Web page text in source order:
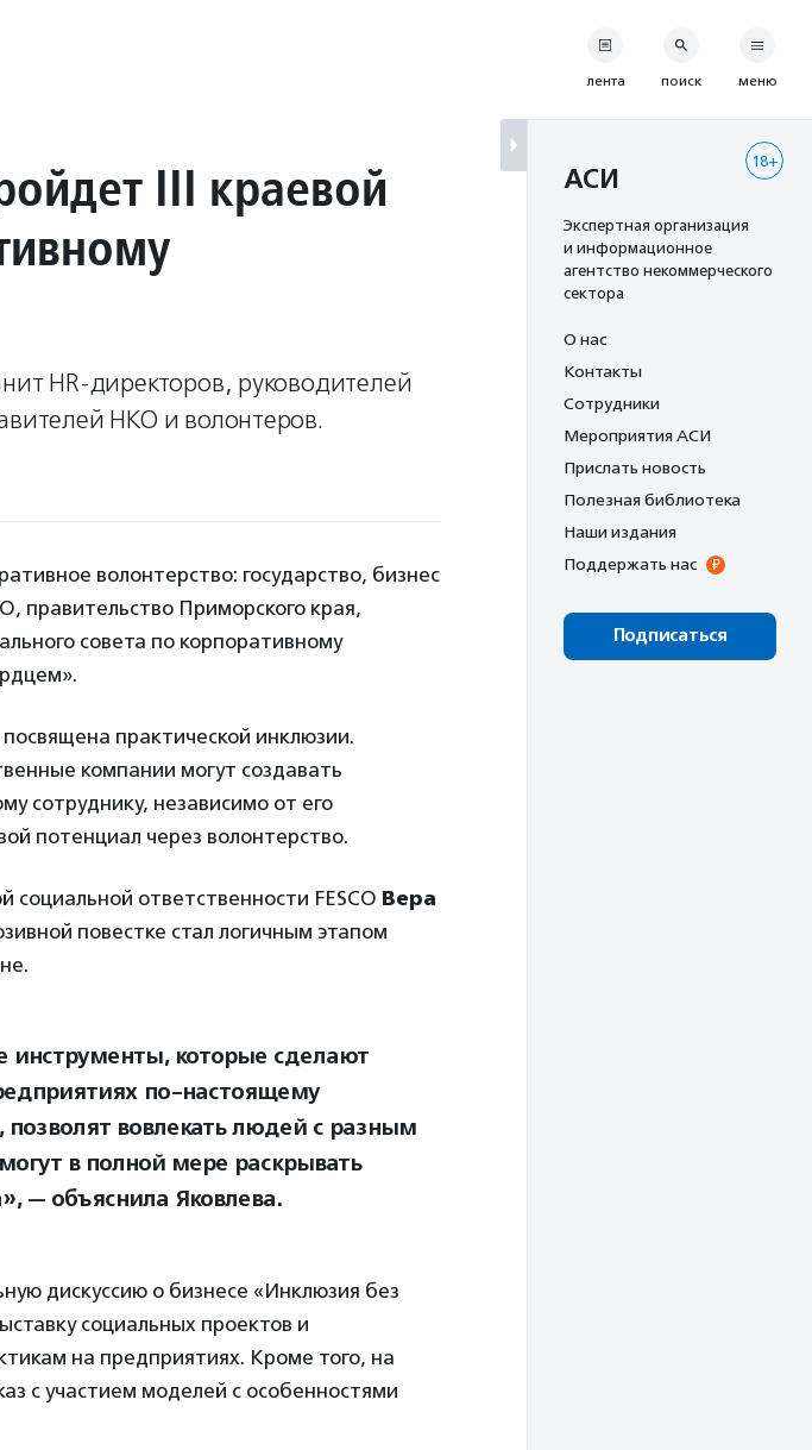
III краевой
HR-директоров, руководителей
НКО и волонтеров.
волонтерство: государство, бизнес
правительство Приморского края,
совета по корпоративному
практической инклюзии.
компании могут создавать
сотруднику, независимо от его
потенциал через волонтерство.
ответственности FESCO Вера
повестке стал логичным этапом
которые сделают
по-настоящему
вовлекать людей с разным
в полной мере раскрывать
— объяснила Яковлева.
дискуссию о бизнесе «Инклюзия без
социальных проектов и
на предприятиях. Кроме того, на
с участием моделей с особенностями
лента поиск меню
18+
АСИ
Экспертная организация
и информационное
агентство некоммерческого
сектора
О нас
Контакты
Сотрудники
Мероприятия АСИ
Прислать новость
Полезная библиотека
Наши издания
Поддержать нас
Подписаться